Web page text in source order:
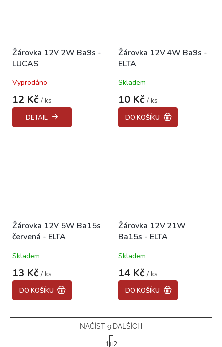
Žárovka 12V 2W Ba9s -
LUCAS
Vyprodáno
12 Kč / ks
DETAIL
Žárovka 12V 4W Ba9s -
ELTA
Skladem
10 Kč / ks
DO KOŠÍKU
Žárovka 12V 5W Ba15s
červená - ELTA
Skladem
13 Kč / ks
DO KOŠÍKU
Žárovka 12V 21W
Ba15s - ELTA
Skladem
14 Kč / ks
DO KOŠÍKU
NAČÍST 9 DALŠÍCH
S
1 2